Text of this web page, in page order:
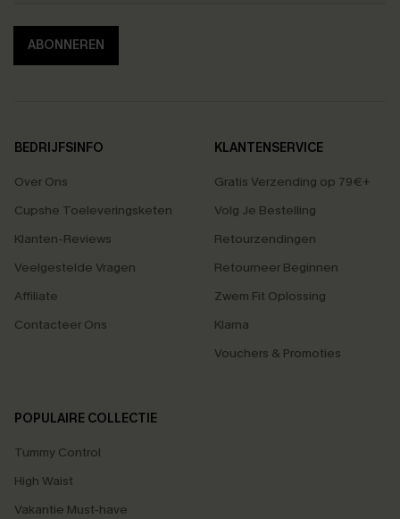
ABONNEREN
BEDRIJFSINFO
Over Ons
Cupshe Toeleveringsketen
Klanten-Reviews
Veelgestelde Vragen
Affiliate
Contacteer Ons
KLANTENSERVICE
Gratis Verzending op 79€+
Volg Je Bestelling
Retourzendingen
Retourneer Beginnen
Zwem Fit Oplossing
Klarna
Vouchers & Promoties
POPULAIRE COLLECTIE
Tummy Control
High Waist
Vakantie Must-have